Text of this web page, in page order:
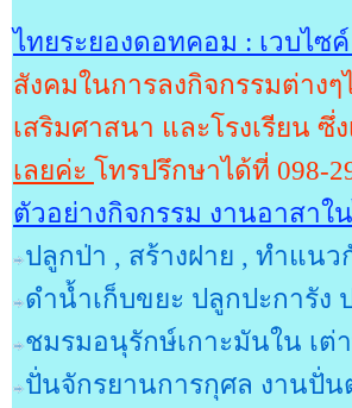
ไทยระยองดอทคอม : เวบไซ
สังคมในการลงกิจกรรมต่าง
เสริมศาสนา และโรงเรียน ซึ่
เลยค่ะ โทรปรึกษาได้ที่ 098-
ตัวอย่างกิจกรรม งานอาสาใ
ปลูกป่า , สร้างฝาย , ทำแนว
ดำน้ำเก็บขยะ ปลูกปะการัง
ชมรมอนุรักษ์เกาะมันใน เต่
ปั่นจักรยานการกุศล งานปั่น